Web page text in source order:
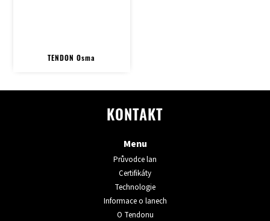
TENDON Osma
KONTAKT
Menu
Průvodce lan
Certifikáty
Technologie
Informace o lanech
O Tendonu